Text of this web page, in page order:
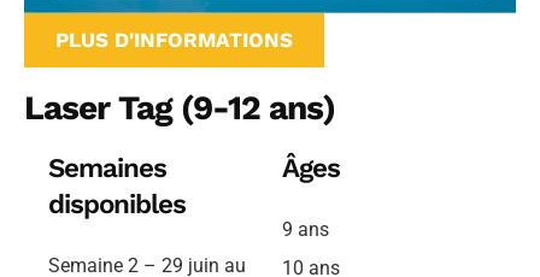
PLUS D'INFORMATIONS
Laser Tag (9-12 ans)
Semaines
disponibles
Semaine 2 – 29 juin au
Âges
9 ans
10 ans